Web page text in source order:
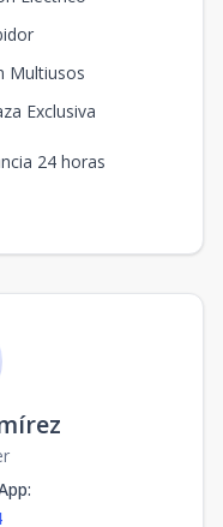
Multiusos
Exclusiva
24 horas
: